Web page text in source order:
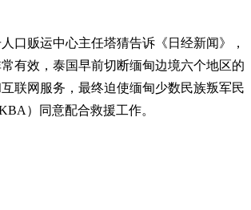
口贩运中心主任塔猜告诉《日经新闻》，
有效，泰国早前切断缅甸边境六个地区的
联网服务，最终迫使缅甸少数民族叛军民
）同意配合救援工作。